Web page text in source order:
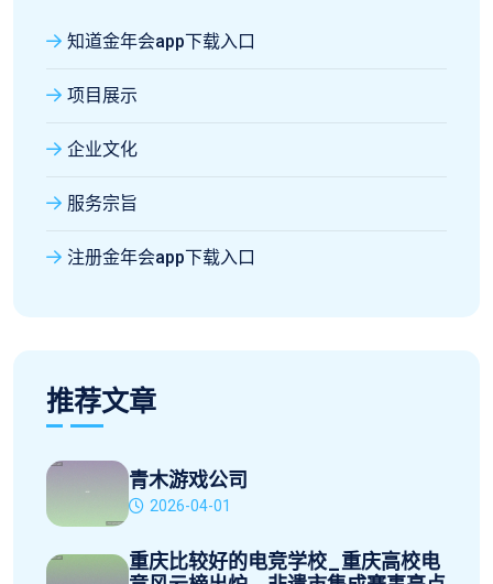
知道金年会app下载入口
项目展示
企业文化
服务宗旨
注册金年会app下载入口
推荐文章
青木游戏公司
2026-04-01
重庆比较好的电竞学校_重庆高校电